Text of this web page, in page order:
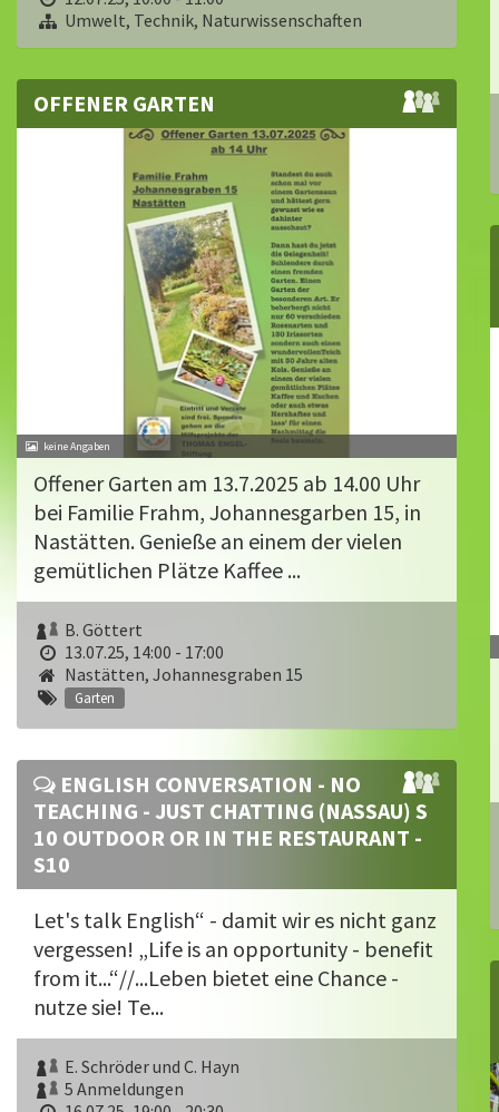
Umwelt, Technik, Naturwissenschaften
OFFENER GARTEN
Offener Garten am 13.7.2025 ab 14.00 Uhr
bei Familie Frahm, Johannesgarben 15, in
Nastätten. Genieße an einem der vielen
gemütlichen Plätze Kaffee ...
B. Göttert
13.07.25, 14:00 - 17:00
Nastätten, Johannesgraben 15
Garten
ENGLISH CONVERSATION - NO
TEACHING - JUST CHATTING (NASSAU) S
10 OUTDOOR OR IN THE RESTAURANT -
S10
Let's talk English“ - damit wir es nicht ganz
vergessen! „Life is an opportunity - benefit
from it...“//...Leben bietet eine Chance -
nutze sie! Te...
E. Schröder und C. Hayn
5 Anmeldungen